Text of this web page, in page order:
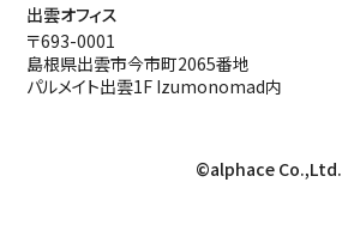
出雲オフィス
〒693-0001
島根県出雲市今市町2065番地
パルメイト出雲1F Izumonomad内
©alphace Co.,Ltd.